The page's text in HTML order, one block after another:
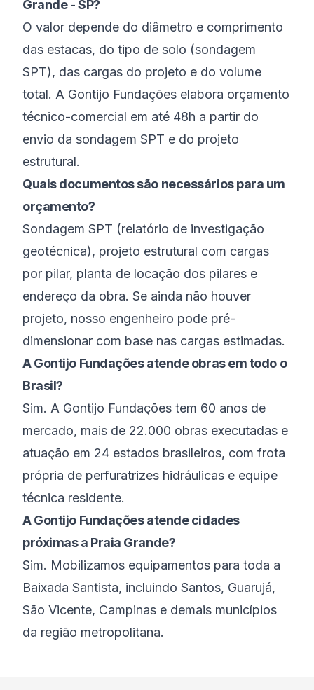
Grande - SP?
O valor depende do diâmetro e comprimento
das estacas, do tipo de solo (sondagem
SPT), das cargas do projeto e do volume
total. A Gontijo Fundações elabora orçamento
técnico-comercial em até 48h a partir do
envio da sondagem SPT e do projeto
estrutural.
Quais documentos são necessários para um
orçamento?
Sondagem SPT (relatório de investigação
geotécnica), projeto estrutural com cargas
por pilar, planta de locação dos pilares e
endereço da obra. Se ainda não houver
projeto, nosso engenheiro pode pré-
dimensionar com base nas cargas estimadas.
A Gontijo Fundações atende obras em todo o
Brasil?
Sim. A Gontijo Fundações tem 60 anos de
mercado, mais de 22.000 obras executadas e
atuação em 24 estados brasileiros, com frota
própria de perfuratrizes hidráulicas e equipe
técnica residente.
A Gontijo Fundações atende cidades
próximas a Praia Grande?
Sim. Mobilizamos equipamentos para toda a
Baixada Santista, incluindo Santos, Guarujá,
São Vicente, Campinas e demais municípios
da região metropolitana.